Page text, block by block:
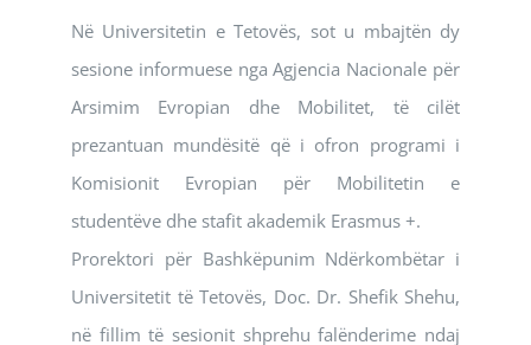
Në Universitetin e Tetovës, sot u mbajtën dy
sesione informuese nga Agjencia Nacionale për
Arsimim Evropian dhe Mobilitet, të cilët
prezantuan mundësitë që i ofron programi i
Komisionit Evropian për Mobilitetin e
studentëve dhe stafit akademik Erasmus +.
Prorektori për Bashkëpunim Ndërkombëtar i
Universitetit të Tetovës, Doc. Dr. Shefik Shehu,
në fillim të sesionit shprehu falënderime ndaj